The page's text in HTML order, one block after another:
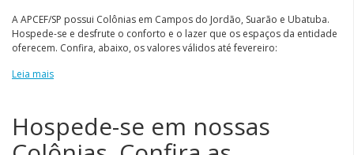
A APCEF/SP possui Colônias em Campos do Jordão, Suarão e Ubatuba.
Hospede-se e desfrute o conforto e o lazer que os espaços da entidade
oferecem. Confira, abaixo, os valores válidos até fevereiro:
Leia mais
Hospede-se em nossas